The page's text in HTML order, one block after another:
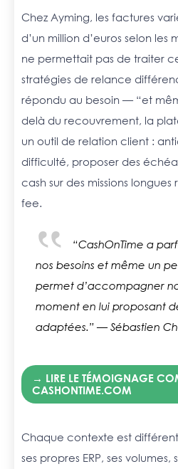
Chez Ayming, les factures
d’un million d’euros selon les
ne permettait pas de traiter
stratégies de relance
répondu au besoin — “et
delà du recouvrement, la
un outil de relation client :
difficulté, proposer des
cash sur des missions
fee.
“CashOnTime a
nos besoins et même un
permet d’accompagner
moment en lui proposant
adaptées.”— Sébastien
→ LIRE LE TÉMOIGNAGE
CASHONTIME.COM
Chaque contexte est
ses propres ERP, ses volumes,